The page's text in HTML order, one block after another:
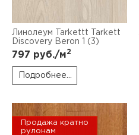
Линолеум Tarkettt Tarkett
Discovery Beron 1 (3)
797 руб./м2
Подробнее...
Продажа кратно
рулонам